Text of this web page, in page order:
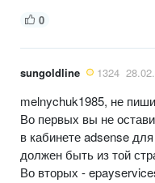
0
sungoldline 1324
melnychuk1985, не
Во первых вы не
в кабинете adsense
должен быть из той
Во вторых -